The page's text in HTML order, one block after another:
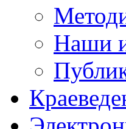
Наши